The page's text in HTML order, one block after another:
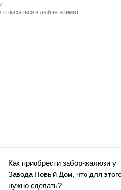
в любое время)
Как приобрести забор-жалюзи у
Завода Новый Дом, что для этого
нужно сделать?